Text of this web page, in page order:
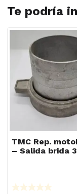
Te podría
TMC Rep.
– Salida brida